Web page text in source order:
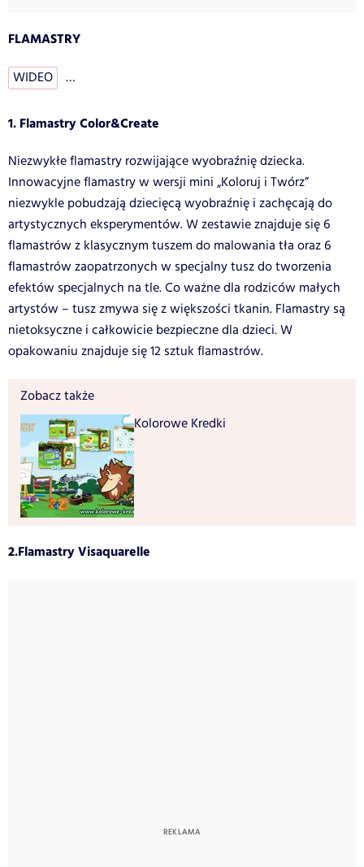
FLAMASTRY
WIDEO …
1. Flamastry Color&Create
Niezwykłe flamastry rozwijające wyobraźnię dziecka.
Innowacyjne flamastry w wersji mini „Koloruj i Twórz”
niezwykle pobudzają dziecięcą wyobraźnię i zachęcają do
artystycznych eksperymentów. W zestawie znajduje się 6
flamastrów z klasycznym tuszem do malowania tła oraz 6
flamastrów zaopatrzonych w specjalny tusz do tworzenia
efektów specjalnych na tle. Co ważne dla rodziców małych
artystów – tusz zmywa się z większości tkanin. Flamastry są
nietoksyczne i całkowicie bezpieczne dla dzieci. W
opakowaniu znajduje się 12 sztuk flamastrów.
Zobacz także
Kolorowe Kredki
2.Flamastry Visaquarelle